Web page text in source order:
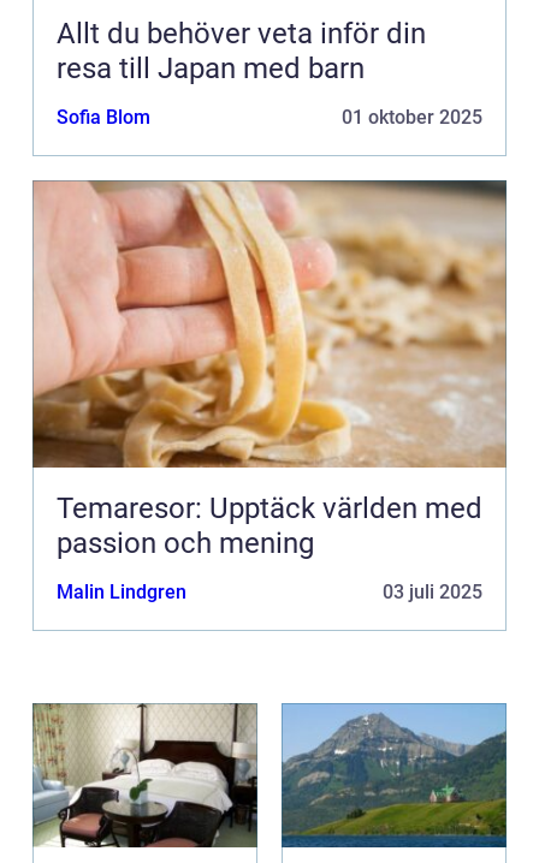
Allt du behöver veta inför din
resa till Japan med barn
Sofia Blom 01 oktober 2025
Temaresor: Upptäck världen med
passion och mening
Malin Lindgren 03 juli 2025